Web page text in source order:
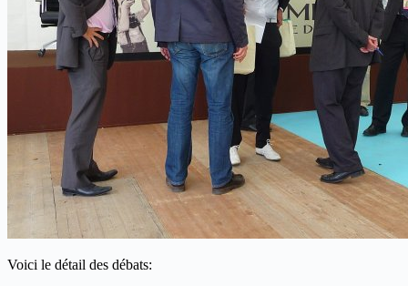
Voici le détail des débats: